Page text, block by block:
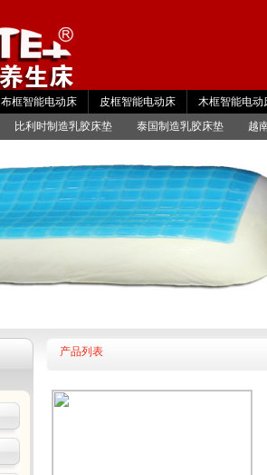
布框智能电动床 皮框智能电动床
木框智能电动
比利时制造乳胶床垫 泰国制造乳胶床垫 越
产品列表